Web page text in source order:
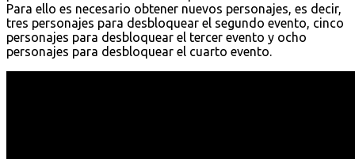
Para ello es necesario obtener nuevos personajes, es decir,
tres personajes para desbloquear el segundo evento, cinco
personajes para desbloquear el tercer evento y ocho
personajes para desbloquear el cuarto evento.